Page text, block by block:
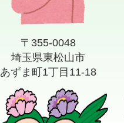
〒355-0048
埼玉県東松山市
あずま町1丁目11-18